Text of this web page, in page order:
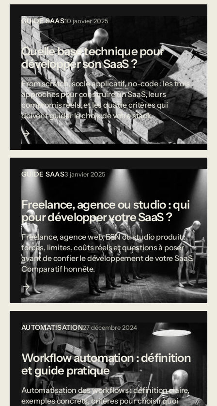
GUIDE SAAS10 janvier 2025
Quelle base technique pour
développer son SaaS ?
From scratch, socle applicatif, no-code : les trois
approches pour construire un SaaS, leurs
compromis réels, et les quatre critères qui
doivent guider le choix de votre stack.
GUIDE SAAS3 janvier 2025
Freelance, agence ou studio : qui
pour développer votre SaaS ?
Freelance, agence web, ESN ou studio produit :
forces, limites, coûts réels et questions à poser
avant de confier le développement de votre SaaS.
Comparatif honnête.
AUTOMATISATION27 décembre 2024
Workflow automation : définition
et guide pratique
Automatisation des workflows : définition claire,
exemples concrets, critères pour choisir quoi